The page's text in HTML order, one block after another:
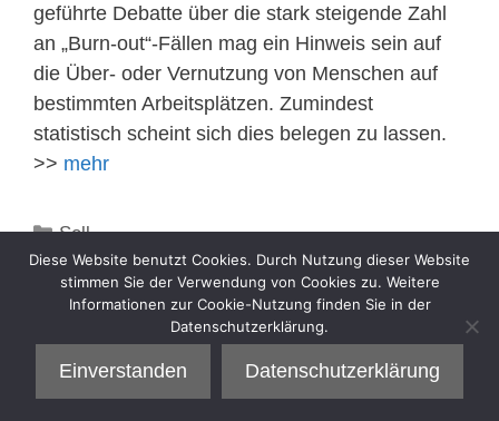
geführte Debatte über die stark steigende Zahl
an „Burn-out“-Fällen mag ein Hinweis sein auf
die Über- oder Vernutzung von Menschen auf
bestimmten Arbeitsplätzen. Zumindest
statistisch scheint sich dies belegen zu lassen.
>> mehr
Kategorien
Sell
Diese Website benutzt Cookies. Durch Nutzung dieser Website
stimmen Sie der Verwendung von Cookies zu. Weitere
Informationen zur Cookie-Nutzung finden Sie in der
Datenschutzerklärung.
Einverstanden Datenschutzerklärung